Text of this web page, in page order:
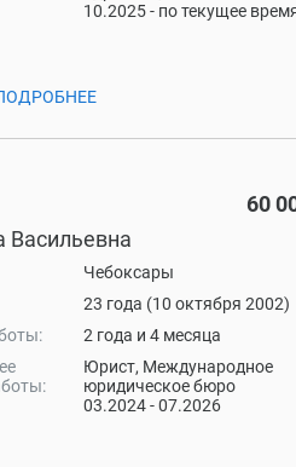
10.2025 - по текущее
60
Васильевна
Чебоксары
23 года (10 октября 2002)
2 года и 4 месяца
Юрист, Международное
юридическое бюро
03.2024 - 07.2026